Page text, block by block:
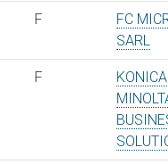
F
FC
SARL
F
KONICA